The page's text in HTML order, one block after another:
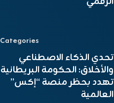
Categories
تحدي الذكاء الاصطناعي
والأخلاق: الحكومة البريطانية
تهدد بحظر منصة “إكس”
العالمية